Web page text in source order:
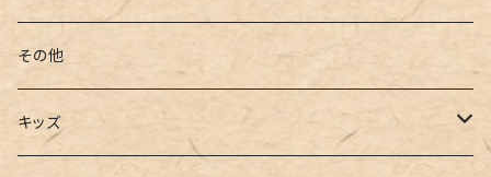
フィットネス
2点セット
パスケース
ウォレット
ヨガウェア
ヨガソックス
その他
キッズ